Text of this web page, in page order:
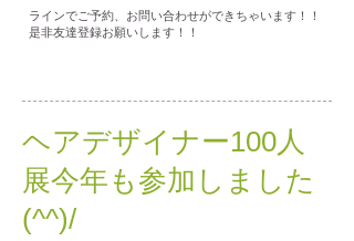
ラインでご予約、お問い合わせができちゃいます！！
是非友達登録お願いします！！
ヘアデザイナー100人
展今年も参加しました
(^^)/